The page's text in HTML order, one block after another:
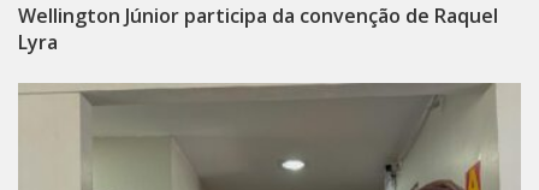
Wellington Júnior participa da convenção de Raquel
Lyra